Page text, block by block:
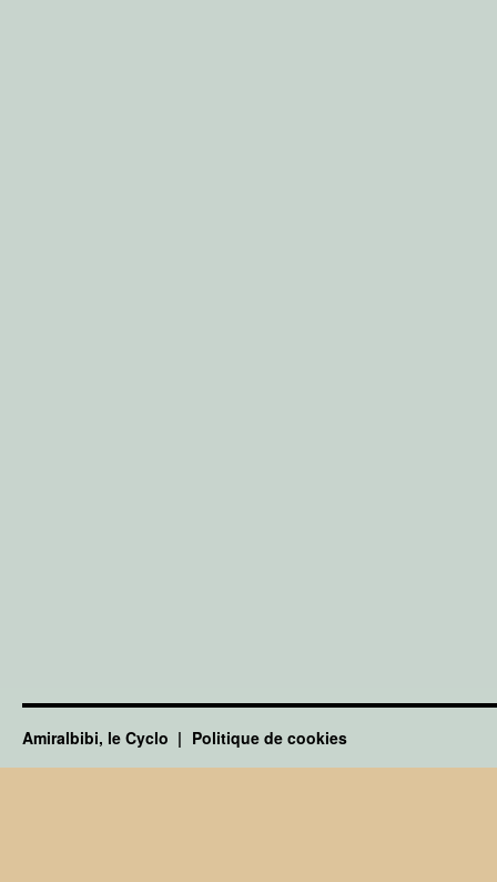
Amiralbibi, le Cyclo Politique de cookies